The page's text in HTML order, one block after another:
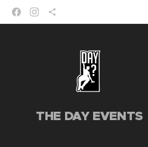
THE DAY EVENTS